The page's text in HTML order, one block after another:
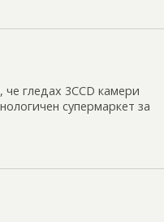
гледах 3CCD камери
супермаркет за